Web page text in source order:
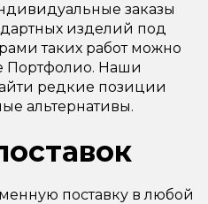
заказы
изделий под
таких работ можно
Портфолио. Наши
редкие позиции
альтернативы.
поставку в любой